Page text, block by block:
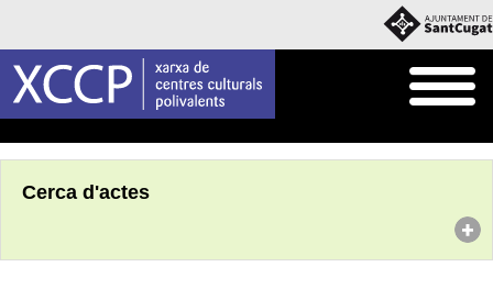
Cerca d'actes